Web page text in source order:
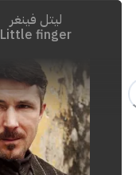
ليتل فينغر
Little finger